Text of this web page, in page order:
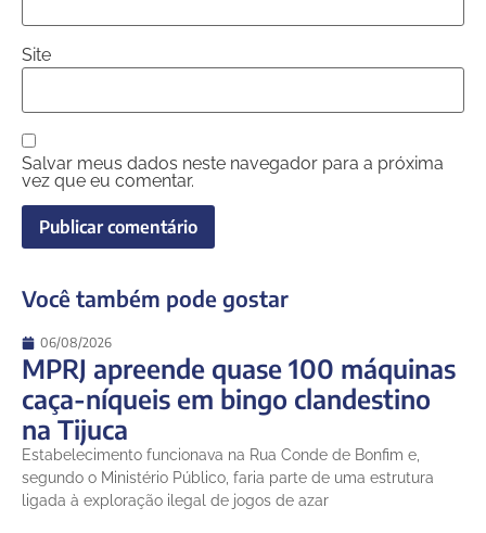
Site
Salvar meus dados neste navegador para a próxima
vez que eu comentar.
Você também pode gostar
06/08/2026
MPRJ apreende quase 100 máquinas
caça-níqueis em bingo clandestino
na Tijuca
Estabelecimento funcionava na Rua Conde de Bonfim e,
segundo o Ministério Público, faria parte de uma estrutura
ligada à exploração ilegal de jogos de azar